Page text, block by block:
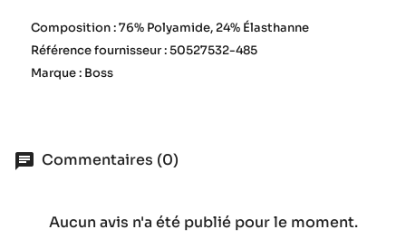
Composition : 76% Polyamide, 24% Élasthanne
Référence fournisseur : 50527532-485
Marque : Boss
Commentaires (0)
Aucun avis n'a été publié pour le moment.